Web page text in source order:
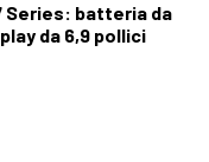
Series: batteria da
da 6,9 pollici